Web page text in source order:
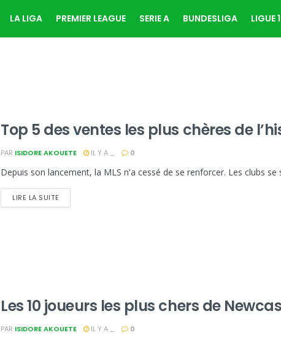
LA LIGA PREMIER LEAGUE SERIE A BUNDESLIGA LIGUE 1
Top 5 des ventes les plus chères de
PAR ISIDORE AKOUETE IL Y A _ 0
Depuis son lancement, la MLS n'a cessé de se renforcer. Les clubs
LIRE LA SUITE
Les 10 joueurs les plus chers de
PAR ISIDORE AKOUETE IL Y A _ 0